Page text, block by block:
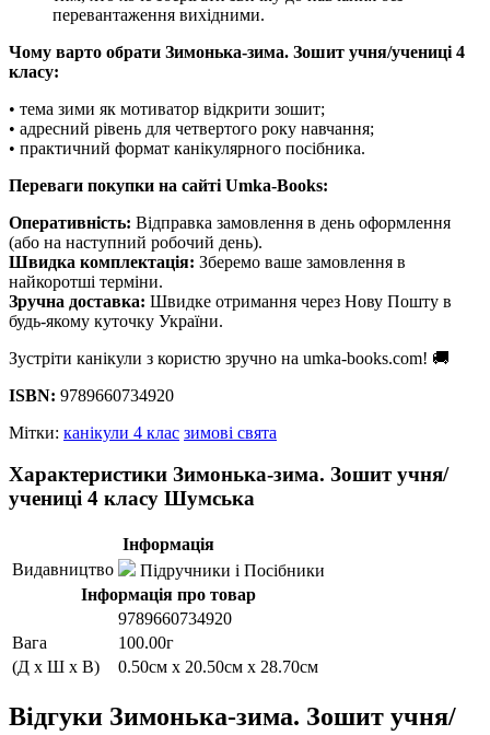
перевантаження вихідними.
Чому варто обрати Зимонька-зима. Зошит учня/учениці 4
класу:
• тема зими як мотиватор відкрити зошит;
• адресний рівень для четвертого року навчання;
• практичний формат канікулярного посібника.
Переваги покупки на сайті Umka-Books:
Оперативність: Відправка замовлення в день оформлення
(або на наступний робочий день).
Швидка комплектація: Зберемо ваше замовлення в
найкоротші терміни.
Зручна доставка: Швидке отримання через Нову Пошту в
будь-якому куточку України.
Зустріти канікули з користю зручно на umka-books.com! 🚚
ISBN: 9789660734920
Мітки: канікули 4 клас зимові свята
Характеристики Зимонька-зима. Зошит учня/
учениці 4 класу Шумська
Інформація
Видавництво
Підручники і Посібники
Інформація про товар
9789660734920
Вага
100.00г
(Д x Ш x В)
0.50см x 20.50см x 28.70см
Відгуки Зимонька-зима. Зошит учня/